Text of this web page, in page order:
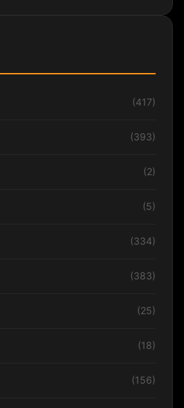
(417)
(393)
(2)
(5)
(334)
(383)
(25)
(18)
(156)